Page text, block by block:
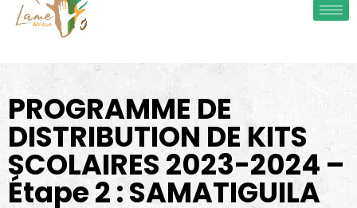
PROGRAMME DE
DISTRIBUTION DE KITS
SCOLAIRES 2023-2024 –
Étape 2 : SAMATIGUILA